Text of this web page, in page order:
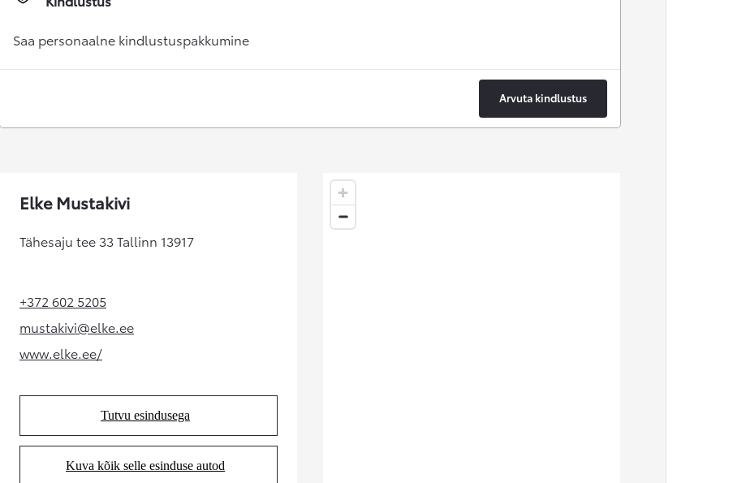
Alates
Saa personaalne kindlustuspakkumine
Arvuta kindlustus
Elke Mustakivi
Tähesaju tee 33 Tallinn 13917
+372 602 5205(Opens in new tab)
mustakivi@elke.ee
(Opens in new tab)
www.elke.ee/(Opens in new tab)
Tutvu esindusega
(Opens in new tab)
Kuva kõik selle esinduse autod
(Opens in new tab)